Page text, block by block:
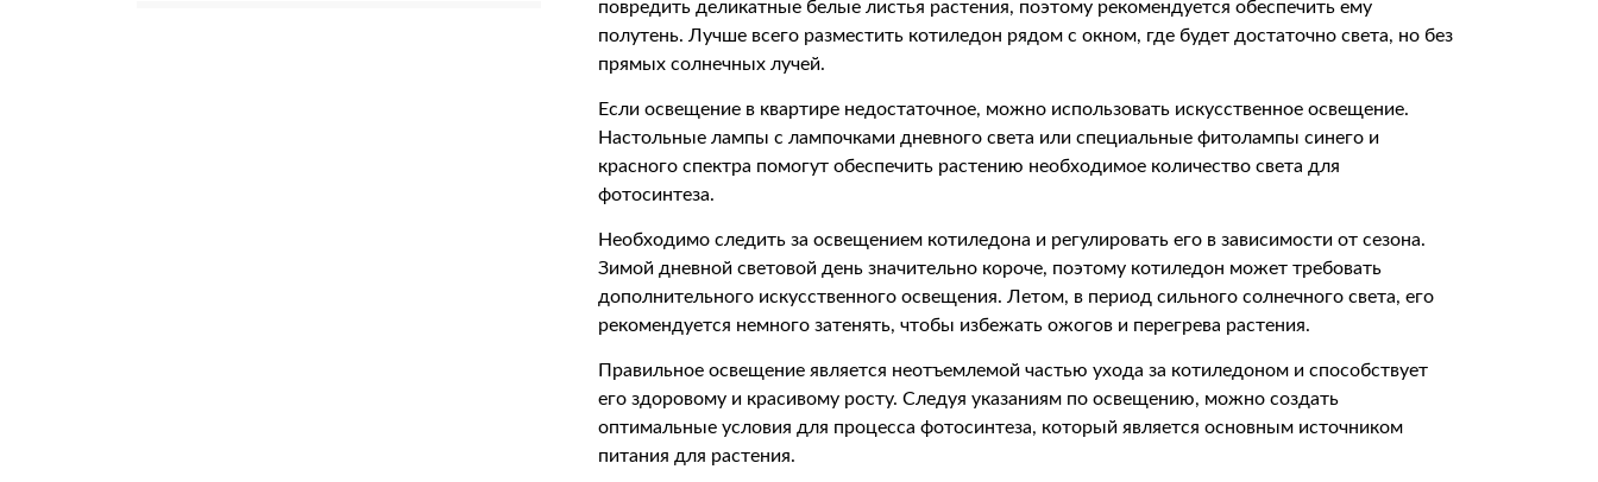
повредить деликатные белые листья растения, поэтому рекомендуется обеспечить ему
полутень. Лучше всего разместить котиледон рядом с окном, где будет достаточно света, но без
прямых солнечных лучей.
Если освещение в квартире недостаточное, можно использовать искусственное освещение.
Настольные лампы с лампочками дневного света или специальные фитолампы синего и
красного спектра помогут обеспечить растению необходимое количество света для
фотосинтеза.
Необходимо следить за освещением котиледона и регулировать его в зависимости от сезона.
Зимой дневной световой день значительно короче, поэтому котиледон может требовать
дополнительного искусственного освещения. Летом, в период сильного солнечного света, его
рекомендуется немного затенять, чтобы избежать ожогов и перегрева растения.
Правильное освещение является неотъемлемой частью ухода за котиледоном и способствует
его здоровому и красивому росту. Следуя указаниям по освещению, можно создать
оптимальные условия для процесса фотосинтеза, который является основным источником
питания для растения.